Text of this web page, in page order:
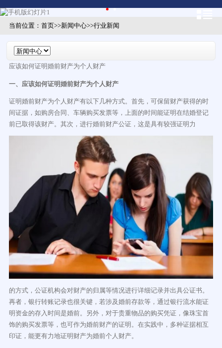
当前位置： 首页>>新闻中心>>行业新闻
应该如何证明婚前财产为个人财产
一、应该如何证明婚前财产为个人财产
证明婚前财产为个人财产有以下几种方式。首先，可保留财产获得的时
间证据，如购房合同、车辆购买发票等，上面的时间能证明在结婚登记
前已取得该财产。其次，进行婚前财产公证，这是具有较强证明力
的方式，公证机构会对财产的归属等情况进行详细记录并出具公证书。
再者，银行转账记录也很关键，若涉及婚前存款等，通过银行流水能证
明资金的存入时间是婚前。另外，对于贵重物品的购买凭证，像珠宝首
饰的购买发票等，也可作为婚前财产的证明。在实践中，多种证据相互
印证，能更有力地证明财产为婚前个人财产。